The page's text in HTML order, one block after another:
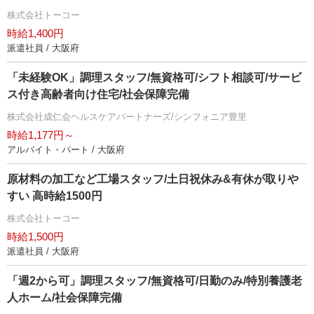
株式会社トーコー
時給1,400円
派遣社員 / 大阪府
「未経験OK」調理スタッフ/無資格可/シフト相談可/サービ
ス付き高齢者向け住宅/社会保障完備
株式会社成仁会ヘルスケアパートナーズ/シンフォニア豊里
時給1,177円～
アルバイト・パート / 大阪府
原材料の加工など工場スタッフ/土日祝休み&有休が取り
すい 高時給1500円
株式会社トーコー
時給1,500円
派遣社員 / 大阪府
「週2から可」調理スタッフ/無資格可/日勤のみ/特別養護老
人ホーム/社会保障完備